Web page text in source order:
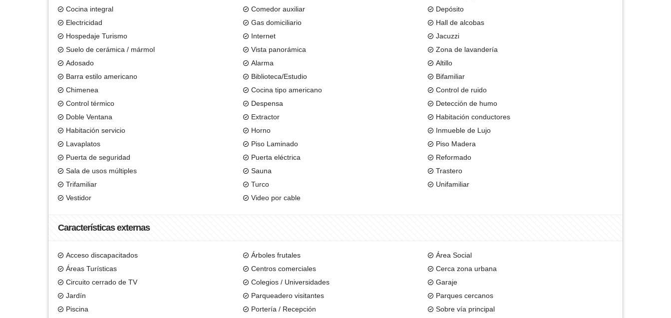
Cocina integral
Comedor auxiliar
Depósito
Electricidad
Gas domiciliario
Hall de alcobas
Hospedaje Turismo
Internet
Jacuzzi
Suelo de cerámica / mármol
Vista panorámica
Zona de lavandería
Adosado
Alarma
Altillo
Barra estilo americano
Biblioteca/Estudio
Bifamiliar
Chimenea
Cocina tipo americano
Control de ruido
Control térmico
Despensa
Detección de humo
Doble Ventana
Extractor
Habitación conductores
Habitación servicio
Horno
Inmueble de Lujo
Lavaplatos
Piso Laminado
Piso Madera
Puerta de seguridad
Puerta eléctrica
Reformado
Sala de usos múltiples
Sauna
Trastero
Trifamiliar
Turco
Unifamiliar
Vestidor
Video por cable
Características externas
Acceso discapacitados Árboles frutales
Área Social
Áreas Turísticas
Centros comerciales
Cerca zona urbana
Circuito cerrado de TV
Colegios / Universidades
Garaje
Jardín
Parqueadero visitantes
Parques cercanos
Piscina
Portería / Recepción
Sobre vía principal